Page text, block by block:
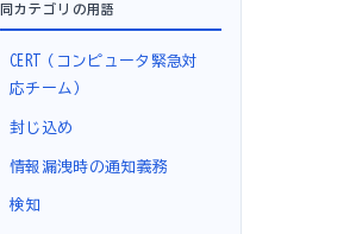
同カテゴリの用語
CERT（コンピュータ緊急対
応チーム）
封じ込め
情報漏洩時の通知義務
検知